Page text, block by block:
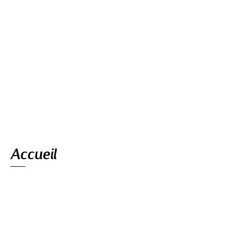
Accueil